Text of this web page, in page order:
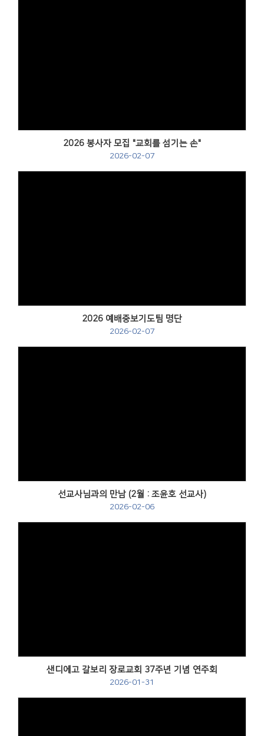
2026 봉사자 모집 "교회를 섬기는 손"
2026-02-07
2026 예배중보기도팀 명단
2026-02-07
선교사님과의 만남 (2월 : 조윤호 선교사)
2026-02-06
샌디에고 갈보리 장로교회 37주년 기념 연주회
2026-01-31